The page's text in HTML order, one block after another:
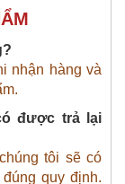
nhận hàng và
được trả lại
tôi sẽ có
quy định.